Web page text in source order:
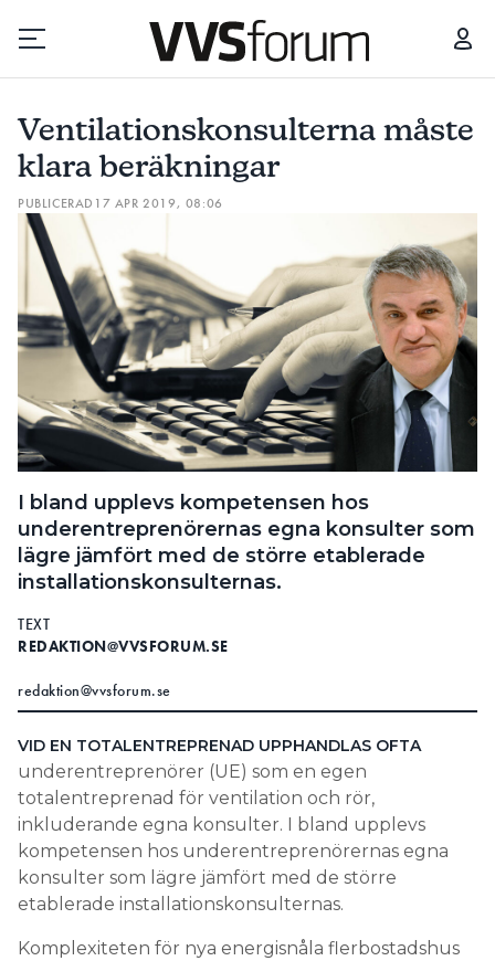
Prenumerera
Hantera prenumeration
Lediga jobb
Annonsera
Läs E-tidningen
Om tidningen
Kontakt
Information om GDPR
Search for:
Ventilationskonsulterna måste
klara beräkningar
PUBLICERAD 17 APR 2019, 08:06
I bland upplevs kompetensen hos
underentreprenörernas egna konsulter som
lägre jämfört med de större etablerade
installationskonsulternas.
TEXT
REDAKTION@VVSFORUM.SE
redaktion@vvsforum.se
VID EN TOTALENTREPRENAD UPPHANDLAS OFTA
under­entreprenörer (UE) som en egen
totalentreprenad för ventilation och rör,
inkluderande egna konsulter. I bland upplevs
kompetensen hos underentreprenörernas egna
konsulter som lägre jämfört med de större
etablerade installationskonsulternas.
Komplexiteten för nya energisnåla flerbostadshus